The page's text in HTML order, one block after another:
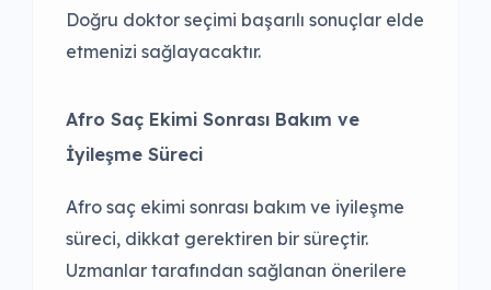
Doğru doktor seçimi başarılı sonuçlar elde
etmenizi sağlayacaktır.
Afro Saç Ekimi Sonrası Bakım ve
İyileşme Süreci
Afro saç ekimi sonrası bakım ve iyileşme
süreci, dikkat gerektiren bir süreçtir.
Uzmanlar tarafından sağlanan önerilere